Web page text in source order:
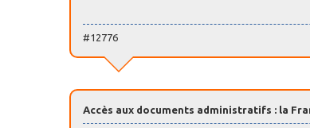
#12776
Accès aux documents administratifs : la